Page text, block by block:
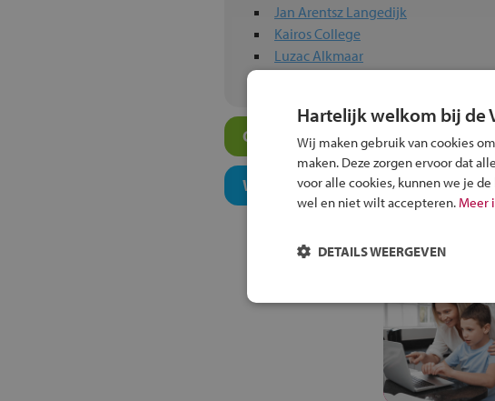
Jan Arentsz Langedijk
Kairos College
Luzac Alkmaar
Overige atheneum-scholen in
Welk onderwijsconcept past bij
Hartelijk welkom bij de
Wij maken gebruik van cookies
maken. Deze zorgen ervoor dat
voor alle cookies, kunnen we je
wel en niet wilt accepteren. Meer
DETAILS WEERGEVEN